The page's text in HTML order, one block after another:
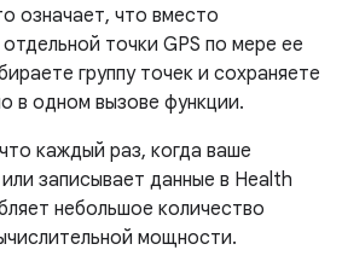
означает, что вместо
точки GPS по мере ее
группу точек и сохраняете
в одном вызове функции.
каждый раз, когда ваше
записывает данные в Health
небольшое количество
мощности.